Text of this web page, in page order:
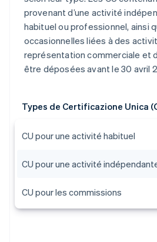
provenant d’une activité
habituel ou professionnel, ainsi
occasionnelles liées à des
représentation commerciale et
être déposées avant le 30 avril
Types de Certificazione Unica
CU pour une activité habituel
CU pour une activité
CU pour les commissions